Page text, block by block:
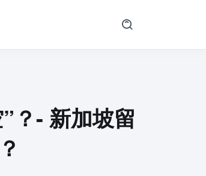
？- 新加坡留